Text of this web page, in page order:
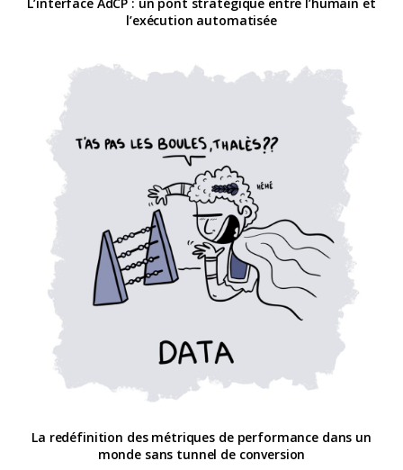
l’exécution automatisée
La redéfinition des métriques de performance dans un
monde sans tunnel de conversion